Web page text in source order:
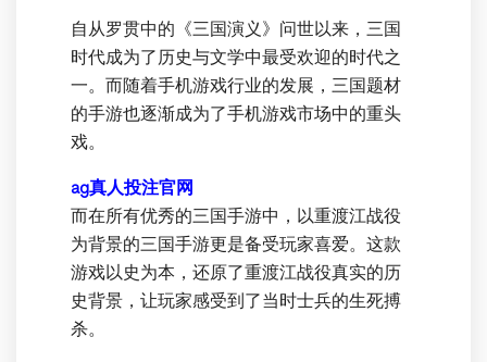
自从罗贯中的《三国演义》问世以来，三国
时代成为了历史与文学中最受欢迎的时代之
一。而随着手机游戏行业的发展，三国题材
的手游也逐渐成为了手机游戏市场中的重头
戏。
ag真人投注官网
而在所有优秀的三国手游中，以重渡江战役
为背景的三国手游更是备受玩家喜爱。这款
游戏以史为本，还原了重渡江战役真实的历
史背景，让玩家感受到了当时士兵的生死搏
杀。